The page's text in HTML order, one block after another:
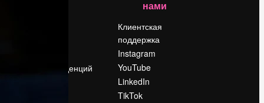
Поиск тенденций
нами
Клиентская
поддержка
Instagram
YouTube
LinkedIn
TikTok